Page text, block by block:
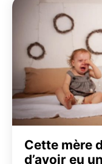
Cette mère
d’avoir eu